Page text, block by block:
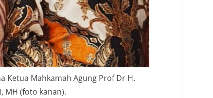
Ketua Mahkamah Agung Prof Dr H.
MH (foto kanan).